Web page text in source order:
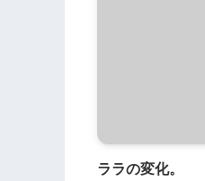
ララの変化。